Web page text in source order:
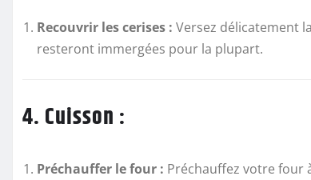
Recouvrir les cerises : Versez délicatement
resteront immergées pour la plupart.
4. Cuisson :
Préchauffer le four : Préchauffez votre four